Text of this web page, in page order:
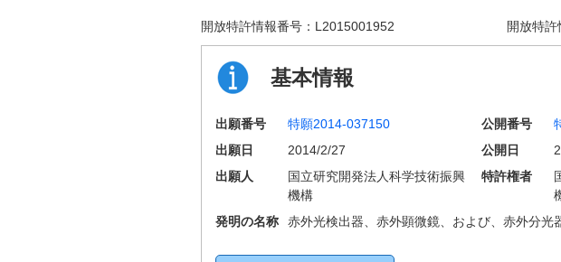
開放特許情報番号： L2015001952 開放特許
基本情報
出願番号 特願2014-037150 公開番号
出願日
2014/2/27 公開日
出願人
国立研究開発法人科学技術振興
機構
特許権者
発明の名称 赤外光検出器、赤外顕微鏡、および、赤外分光